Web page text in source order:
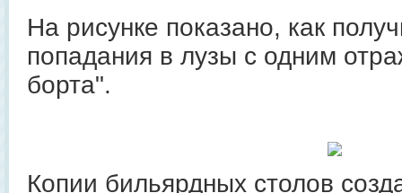
На рисунке показано, как
попадания в лузы с одним
борта".
Копии бильярдных столов